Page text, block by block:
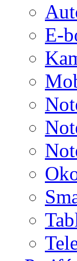
E-